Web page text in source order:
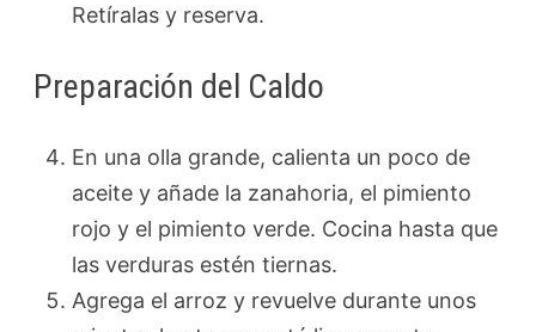
Retíralas y reserva.
Preparación del Caldo
En una olla grande, calienta un poco de
aceite y añade la zanahoria, el pimiento
rojo y el pimiento verde. Cocina hasta que
las verduras estén tiernas.
Agrega el arroz y revuelve durante unos